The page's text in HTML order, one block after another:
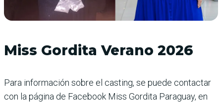
Miss Gordita Verano 2026
Para información sobre el casting, se puede contactar
con la página de Facebook Miss Gordita Paraguay, en